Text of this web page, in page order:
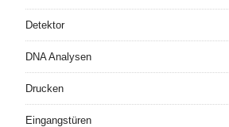
Detektor
DNA Analysen
Drucken
Eingangstüren